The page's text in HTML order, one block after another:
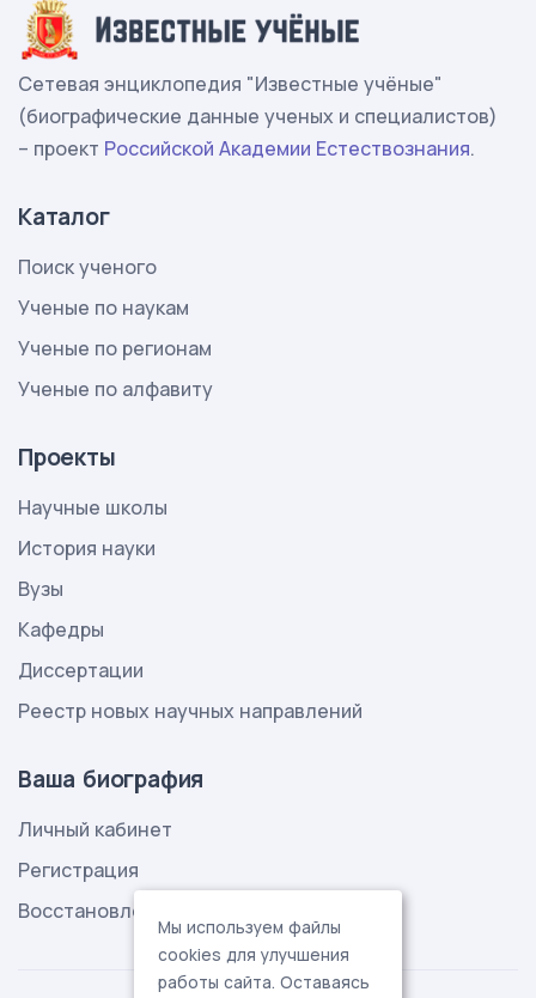
Сетевая энциклопедия "Известные учёные"
(биографические данные ученых и специалистов)
– проект Российской Академии Естествознания.
Каталог
Поиск ученого
Ученые по наукам
Ученые по регионам
Ученые по алфавиту
Проекты
Научные школы
История науки
Вузы
Кафедры
Диссертации
Реестр новых научных направлений
Ваша биография
Личный кабинет
Регистрация
Восстановление пароля
Мы используем файлы
cookies для улучшения
работы сайта. Оставаясь